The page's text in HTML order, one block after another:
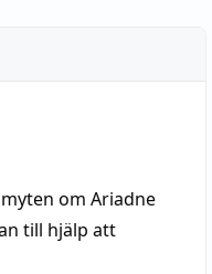
om Ariadne
till hjälp att